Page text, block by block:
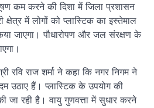
कम करने की दिशा में जिला प्रशासन
क्षेत्र में लोगों को प्लास्टिक का इस्तेमाल
जाएगा। पौधारोपण और जल संरक्षण के
राज शर्मा ने कहा कि नगर निगम ने
उठाए हैं। प्लास्टिक के उपयोग की
जा रही है। वायु गुणवत्ता में सुधार करने